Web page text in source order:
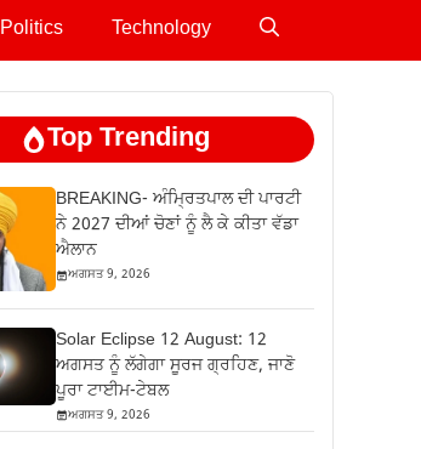
Politics Technology
Top Trending
BREAKING- ਅੰਮ੍ਰਿਤਪਾਲ ਦੀ ਪਾਰਟੀ
ਨੇ 2027 ਦੀਆਂ ਚੋਣਾਂ ਨੂੰ ਲੈ ਕੇ ਕੀਤਾ ਵੱਡਾ
ਐਲਾਨ
ਅਗਸਤ 9, 2026
Solar Eclipse 12 August: 12
ਅਗਸਤ ਨੂੰ ਲੱਗੇਗਾ ਸੂਰਜ ਗ੍ਰਹਿਣ, ਜਾਣੋ
ਪੂਰਾ ਟਾਈਮ-ਟੇਬਲ
ਅਗਸਤ 9, 2026